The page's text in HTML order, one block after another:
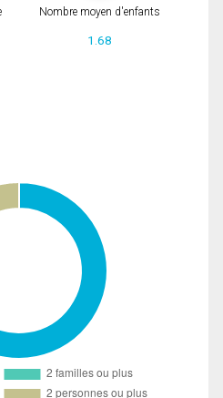
Nombre moyen d'enfants
1.68